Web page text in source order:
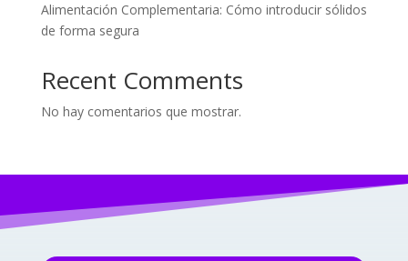
Alimentación Complementaria: Cómo introducir sólidos
de forma segura
Recent Comments
No hay comentarios que mostrar.